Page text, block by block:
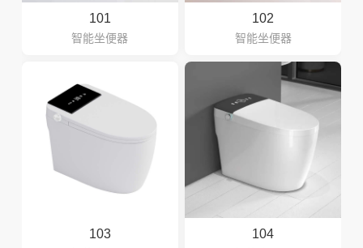
101
智能坐便器
102
智能坐便器
103 104